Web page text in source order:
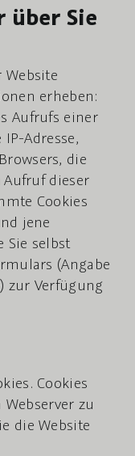
über Sie
Website
erheben:
Aufrufs einer
Adresse,
die
Aufruf dieser
Cookies
jene
Sie selbst
(Angabe
zur Verfügung
Cookies
zu
die Website